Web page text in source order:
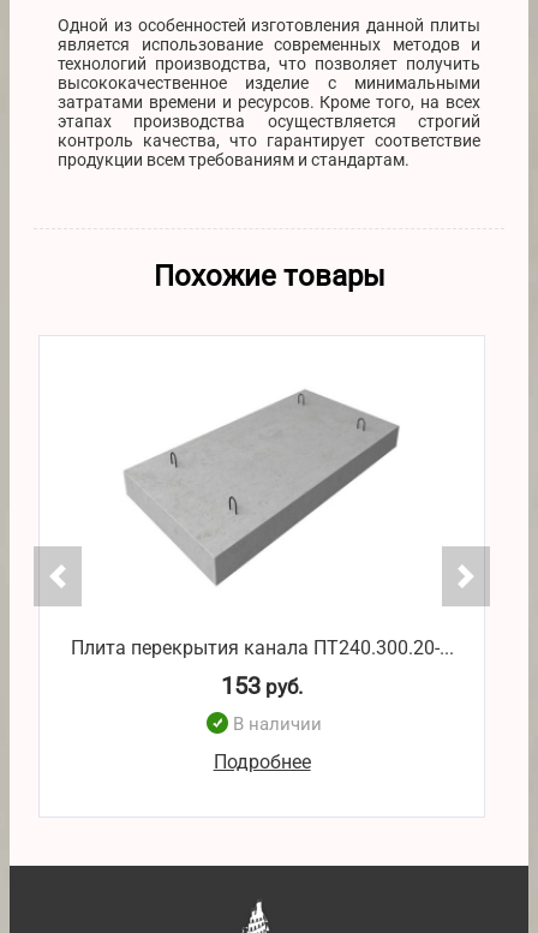
Одной из особенностей изготовления данной плиты
является использование современных методов и
технологий производства, что позволяет получить
высококачественное изделие с минимальными
затратами времени и ресурсов. Кроме того, на всех
этапах производства осуществляется строгий
контроль качества, что гарантирует соответствие
продукции всем требованиям и стандартам.
Похожие товары
Плита перекрытия канала ПТ240.300.20-...
153 руб.
В наличии
Подробнее